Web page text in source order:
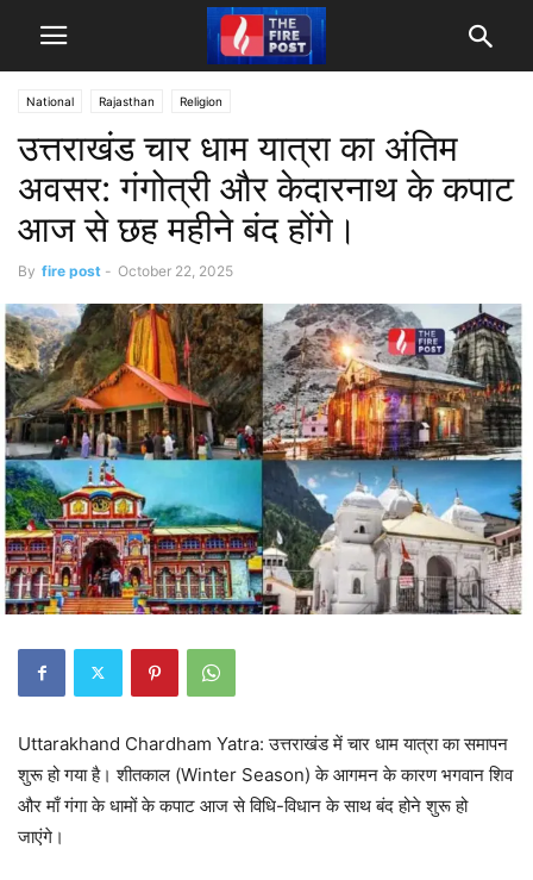
National Rajasthan Religion
उत्तराखंड चार धाम यात्रा का अंतिम
अवसर: गंगोत्री और केदारनाथ के कपाट
आज से छह महीने बंद होंगे।
By fire post - October 22, 2025
Uttarakhand Chardham Yatra: उत्तराखंड में चार धाम यात्रा का समापन
शुरू हो गया है। शीतकाल (Winter Season) के आगमन के कारण भगवान शिव
और माँ गंगा के धामों के कपाट आज से विधि-विधान के साथ बंद होने शुरू हो
जाएंगे।